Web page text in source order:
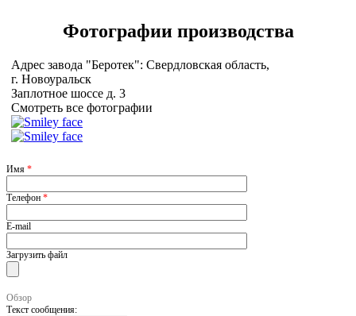
Фотографии производства
Адрес завода "Беротек": Свердловская область,
г. Новоуральск
Заплотное шоссе д. 3
Смотреть все фотографии
Имя *
Телефон *
E-mail
Загрузить файл
Обзор
Текст сообщения: